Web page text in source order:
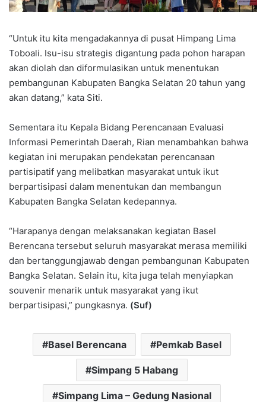
“Untuk itu kita mengadakannya di pusat Himpang Lima
Toboali. Isu-isu strategis digantung pada pohon harapan
akan diolah dan diformulasikan untuk menentukan
pembangunan Kabupaten Bangka Selatan 20 tahun yang
akan datang,” kata Siti.
Sementara itu Kepala Bidang Perencanaan Evaluasi
Informasi Pemerintah Daerah, Rian menambahkan bahwa
kegiatan ini merupakan pendekatan perencanaan
partisipatif yang melibatkan masyarakat untuk ikut
berpartisipasi dalam menentukan dan membangun
Kabupaten Bangka Selatan kedepannya.
“Harapanya dengan melaksanakan kegiatan Basel
Berencana tersebut seluruh masyarakat merasa memiliki
dan bertanggungjawab dengan pembangunan Kabupaten
Bangka Selatan. Selain itu, kita juga telah menyiapkan
souvenir menarik untuk masyarakat yang ikut
berpartisipasi,” pungkasnya. (Suf)
Basel Berencana Pemkab Basel
Simpang 5 Habang
Simpang Lima – Gedung Nasional